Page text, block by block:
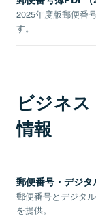
2025年度版郵便番
す。
ビジネ
情報
郵便番号・デジ
郵便番号とデジタ
を提供。